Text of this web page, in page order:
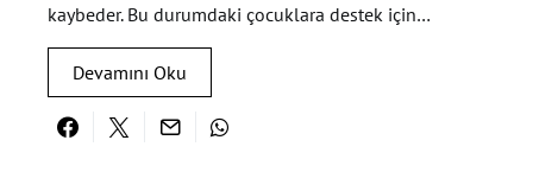
kaybeder. Bu durumdaki çocuklara destek için…
Devamını Oku